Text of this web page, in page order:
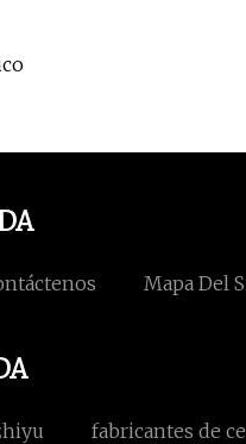
Mapa Del
fabricantes de